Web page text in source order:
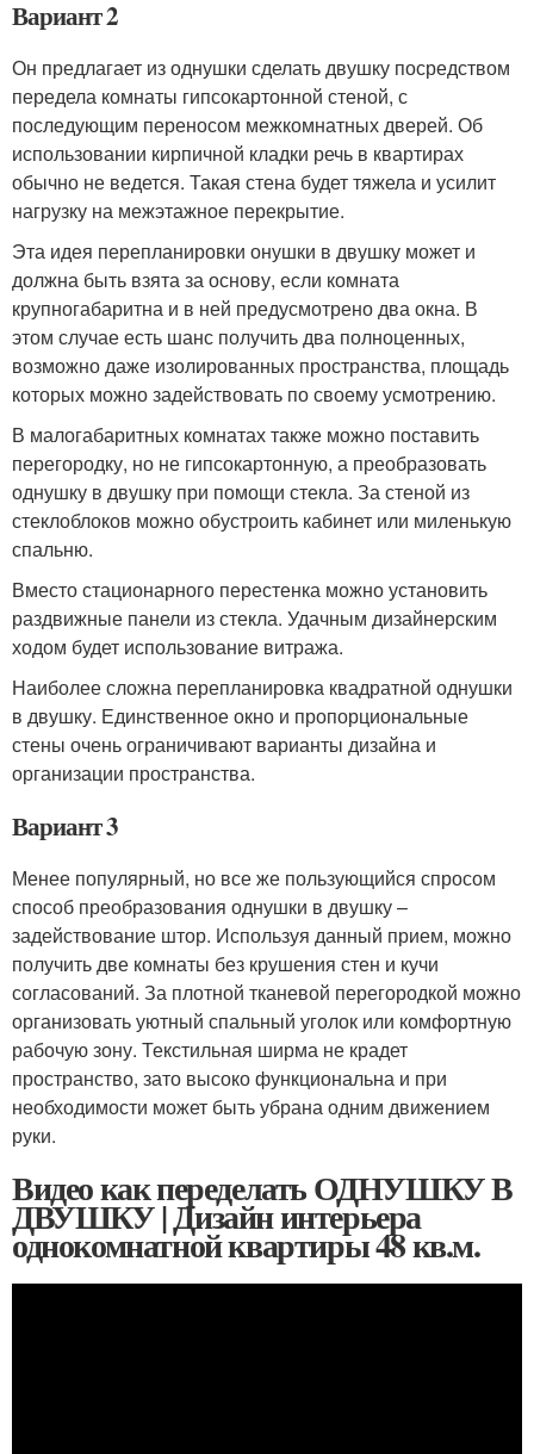
Вариант 2
Он предлагает из однушки сделать двушку посредством
передела комнаты гипсокартонной стеной, с
последующим переносом межкомнатных дверей. Об
использовании кирпичной кладки речь в квартирах
обычно не ведется. Такая стена будет тяжела и усилит
нагрузку на межэтажное перекрытие.
Эта идея перепланировки онушки в двушку может и
должна быть взята за основу, если комната
крупногабаритна и в ней предусмотрено два окна. В
этом случае есть шанс получить два полноценных,
возможно даже изолированных пространства, площадь
которых можно задействовать по своему усмотрению.
В малогабаритных комнатах также можно поставить
перегородку, но не гипсокартонную, а преобразовать
однушку в двушку при помощи стекла. За стеной из
стеклоблоков можно обустроить кабинет или миленькую
спальню.
Вместо стационарного перестенка можно установить
раздвижные панели из стекла. Удачным дизайнерским
ходом будет использование витража.
Наиболее сложна перепланировка квадратной однушки
в двушку. Единственное окно и пропорциональные
стены очень ограничивают варианты дизайна и
организации пространства.
Вариант 3
Менее популярный, но все же пользующийся спросом
способ преобразования однушки в двушку –
задействование штор. Используя данный прием, можно
получить две комнаты без крушения стен и кучи
согласований. За плотной тканевой перегородкой можно
организовать уютный спальный уголок или комфортную
рабочую зону. Текстильная ширма не крадет
пространство, зато высоко функциональна и при
необходимости может быть убрана одним движением
руки.
Видео как переделать ОДНУШКУ В
ДВУШКУ | Дизайн интерьера
однокомнатной квартиры 48 кв.м.